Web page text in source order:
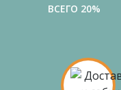
ВСЕГО 20%